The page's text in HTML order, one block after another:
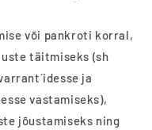
või pankroti korral,
täitmiseks (sh
ja
vastamiseks),
jõustamiseks ning